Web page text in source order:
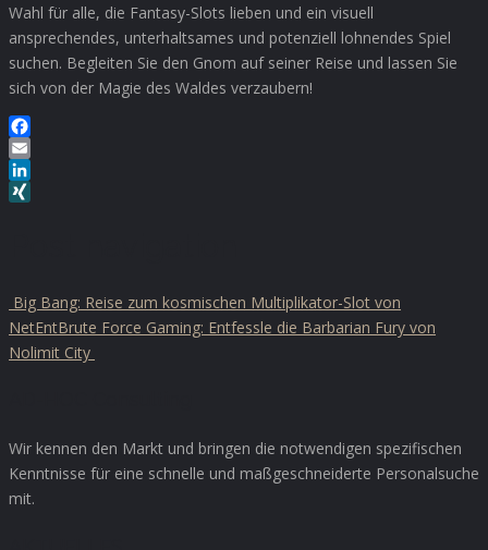
Wahl für alle, die Fantasy-Slots lieben und ein visuell
ansprechendes, unterhaltsames und potenziell lohnendes Spiel
suchen. Begleiten Sie den Gnom auf seiner Reise und lassen Sie
sich von der Magie des Waldes verzaubern!
Facebook
Email
LinkedIn
Big Bang: Reise zum kosmischen Multiplikator-Slot von
NetEntBrute Force Gaming: Entfessle die Barbarian Fury von
Nolimit City
Wir kennen den Markt und bringen die notwendigen spezifischen
Kenntnisse für eine schnelle und maßgeschneiderte Personalsuche
mit.